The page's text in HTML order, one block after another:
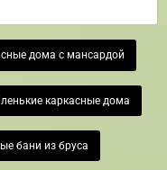
дома с мансардой
каркасные дома
бани из бруса